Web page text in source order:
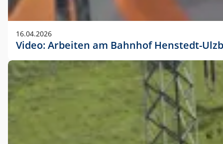
16.04.2026
Video: Arbeiten am Bahnhof Henstedt-